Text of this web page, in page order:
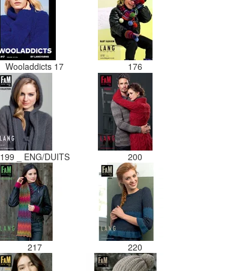
Wooladdicts 17 176
199 _ ENG/DUITS 200
217 220